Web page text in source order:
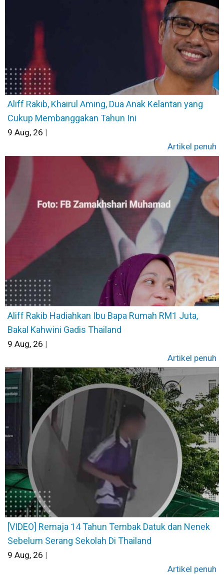
Aliff Rakib, Khairul Aming, Dua Anak Kelantan yang
Cukup Membanggakan Tahun Ini
9 Aug, 26 |
Artikel penuh
Aliff Rakib Hadiahkan Ibu Bapa Rumah RM1 Juta,
Bakal Kahwini Gadis Thailand
9 Aug, 26 |
Artikel penuh
[VIDEO] Remaja 14 Tahun Tembak Datuk dan Nenek
Sebelum Serang Sekolah Di Thailand
9 Aug, 26 |
Artikel penuh